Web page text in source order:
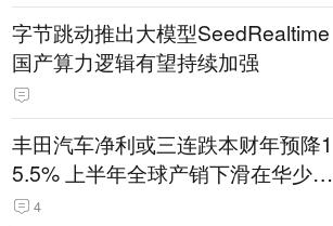
字节跳动推出大模型SeedRealtime
国产算力逻辑有望持续加强
丰田汽车净利或三连跌本财年预降1
5.5% 上半年全球产销下滑在华少卖
14.3万辆
4